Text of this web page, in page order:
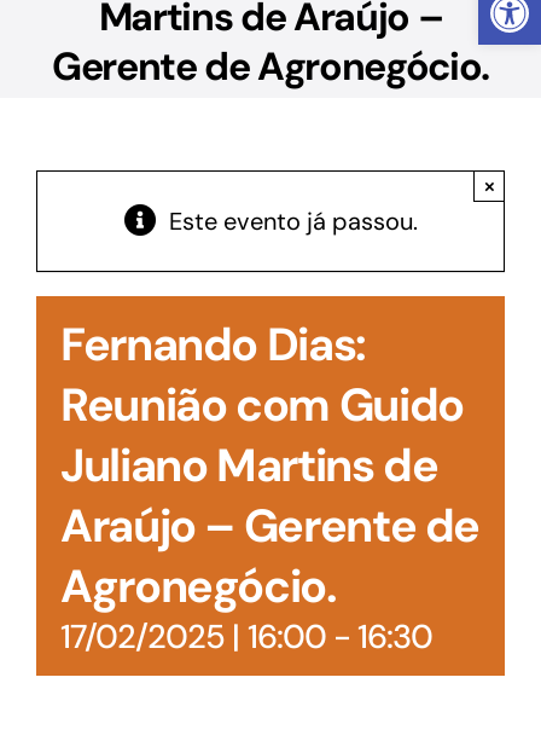
Atendimento
Acesso à Informação
Martins de Araújo –
Gerente de Agronegócio.
Este evento já passou.
×
Fernando Dias:
Reunião com Guido
Juliano Martins de
Araújo – Gerente de
Agronegócio.
17/02/2025 | 16:00- 16:30